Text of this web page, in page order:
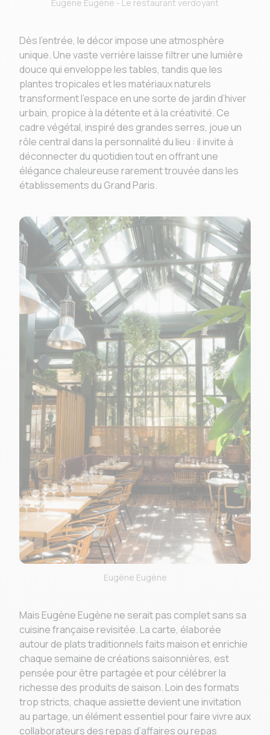
Eugène Eugène - Le restaurant verdoyant
Dès l’entrée, le décor impose une atmosphère
unique. Une vaste verrière laisse filtrer une lumière
douce qui enveloppe les tables, tandis que les
plantes tropicales et les matériaux naturels
transforment l’espace en une sorte de jardin d’hiver
urbain, propice à la détente et à la créativité. Ce
cadre végétal, inspiré des grandes serres, joue un
rôle central dans la personnalité du lieu : il invite à
déconnecter du quotidien tout en offrant une
élégance chaleureuse rarement trouvée dans les
établissements du Grand Paris.
Eugène Eugène
Mais Eugène Eugène ne serait pas complet sans sa
cuisine française revisitée. La carte, élaborée
autour de plats traditionnels faits maison et enrichie
chaque semaine de créations saisonnières, est
pensée pour être partagée et pour célébrer la
richesse des produits de saison. Loin des formats
trop stricts, chaque assiette devient une invitation
au partage, un élément essentiel pour faire vivre aux
collaborateurs des repas d’affaires ou repas